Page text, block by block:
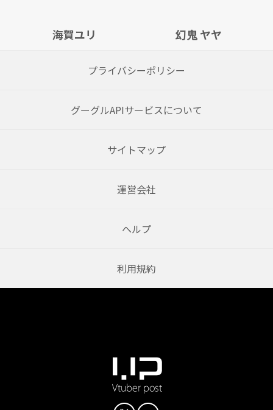
海賀ユリ 幻鬼 ヤヤ
プライバシーポリシー
グーグルAPIサービスについて
サイトマップ
運営会社
ヘルプ
利用規約